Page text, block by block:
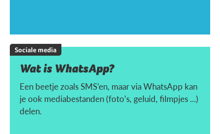
Sociale media
Wat is WhatsApp?
Een beetje zoals SMS’en, maar via WhatsApp kan
je ook mediabestanden (foto’s, geluid, filmpjes ...)
delen.